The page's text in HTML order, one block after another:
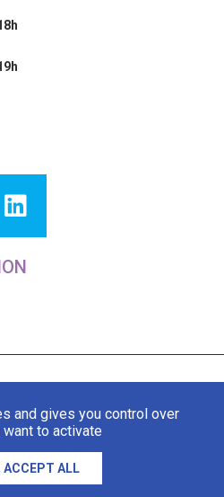
Gestion des cookies
and gives you control over
want to activate
ACCEPT ALL